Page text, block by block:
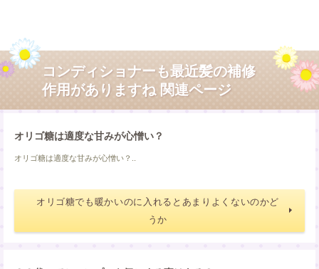
コンディショナーも最近髪の補修
作用がありますね 関連ページ
オリゴ糖は適度な甘みが心憎い？
オリゴ糖は適度な甘みが心憎い？..
オリゴ糖でも暖かいのに入れるとあまりよくないのかど
うか